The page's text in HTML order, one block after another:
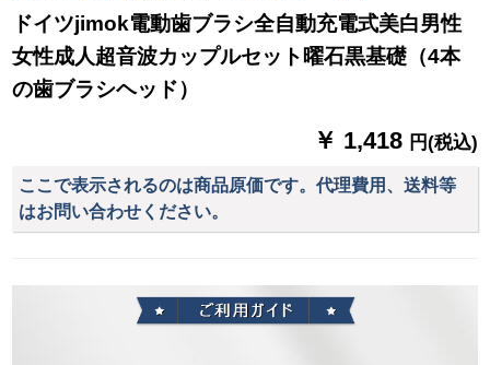
ンク色を傷つけませ
ん。
ドイツjimok電動歯ブラシ全自動充電式美白男性
女性成人超音波カップルセット曜石黒基礎（4本
の歯ブラシヘッド）
￥ 1,418 円(税込)
ここで表示されるのは商品原価です。代理費用、送料等
はお問い合わせください。